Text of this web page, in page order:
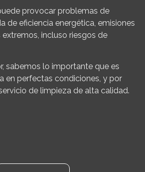
provocar problemas de
de eficiencia energética, emisiones
incluso riesgos de
sabemos lo importante que es
en perfectas condiciones, y por
de limpieza de alta calidad.